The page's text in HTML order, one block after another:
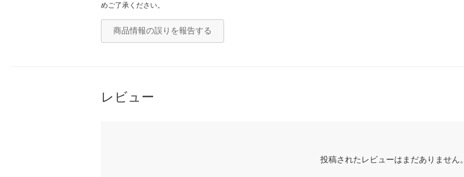
めご了承ください。
商品情報の誤りを報告する
レビュー
投稿されたレビューはまだありません。